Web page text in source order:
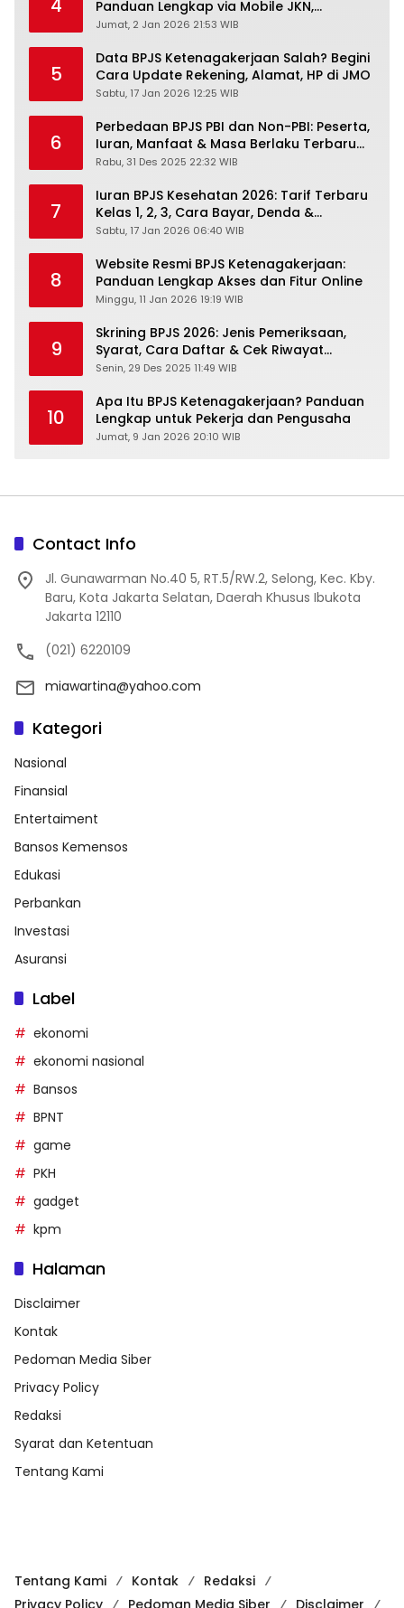
Panduan Lengkap via Mobile JKN,
PANDAWA & Offiline Kantor Cabang
Jumat, 2 Jan 2026 21:53 WIB
5
Data BPJS Ketenagakerjaan Salah? Begini
Cara Update Rekening, Alamat, HP di JMO
Sabtu, 17 Jan 2026 12:25 WIB
6
Perbedaan BPJS PBI dan Non-PBI: Peserta,
Iuran, Manfaat & Masa Berlaku Terbaru
2026
Rabu, 31 Des 2025 22:32 WIB
7
Iuran BPJS Kesehatan 2026: Tarif Terbaru
Kelas 1, 2, 3, Cara Bayar, Denda &
Panduan Lengkap Peserta JKN-KIS
Sabtu, 17 Jan 2026 06:40 WIB
8
Website Resmi BPJS Ketenagakerjaan:
Panduan Lengkap Akses dan Fitur Online
Minggu, 11 Jan 2026 19:19 WIB
9
Skrining BPJS 2026: Jenis Pemeriksaan,
Syarat, Cara Daftar & Cek Riwayat
Kesehatan Gratis
Senin, 29 Des 2025 11:49 WIB
10
Apa Itu BPJS Ketenagakerjaan? Panduan
Lengkap untuk Pekerja dan Pengusaha
Jumat, 9 Jan 2026 20:10 WIB
Contact Info
Jl. Gunawarman No.40 5, RT.5/RW.2, Selong, Kec. Kby.
Baru, Kota Jakarta Selatan, Daerah Khusus Ibukota
Jakarta 12110
(021) 6220109
miawartina@yahoo.com
Kategori
Nasional
Finansial
Entertaiment
Bansos Kemensos
Edukasi
Perbankan
Investasi
Asuransi
Label
ekonomi
ekonomi nasional
Bansos
BPNT
game
PKH
gadget
kpm
Halaman
Disclaimer
Kontak
Pedoman Media Siber
Privacy Policy
Redaksi
Syarat dan Ketentuan
Tentang Kami
Tentang Kami Kontak
Redaksi
Privacy Policy
Pedoman Media Siber Disclaimer